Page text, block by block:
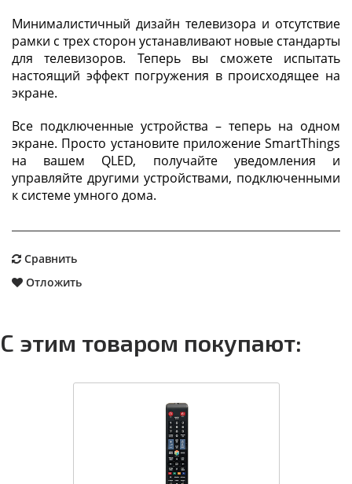
Минималистичный дизайн телевизора и отсутствие
рамки с трех сторон устанавливают новые стандарты
для телевизоров. Теперь вы сможете испытать
настоящий эффект погружения в происходящее на
экране.
Все подключенные устройства – теперь на одном
экране. Просто установите приложение SmartThings
на вашем QLED, получайте уведомления и
управляйте другими устройствами, подключенными
к системе умного дома.
Сравнить
Отложить
С этим товаром покупают: